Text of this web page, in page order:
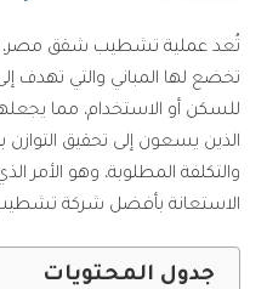
تُعد عملية تشطيب شقق مصر،
تخضع لها المباني والتي تهدف
للسكن أو الاستخدام، مما
الذين يسعون إلى تحقيق
والتكلفة المطلوبة، وهو الأمر
الاستعانة بأفضل شركة
جدول المحتويات